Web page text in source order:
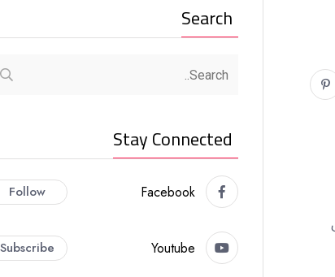
Search
Stay Connected
Facebook
Follow
Youtube
Subscribe